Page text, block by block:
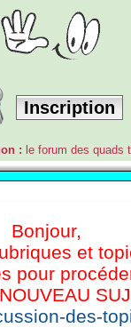
Inscription
: le forum des quads
Bonjour,
et
pour
des-